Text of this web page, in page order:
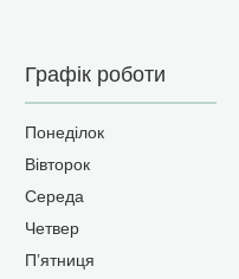
Графік роботи
Понеділок
Вівторок
Середа
Четвер
Пʼятниця